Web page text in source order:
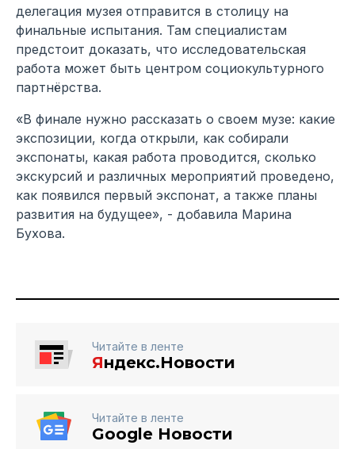
делегация музея отправится в столицу на
финальные испытания. Там специалистам
предстоит доказать, что исследовательская
работа может быть центром социокультурного
партнёрства.
«В финале нужно рассказать о своем музе: какие
экспозиции, когда открыли, как собирали
экспонаты, какая работа проводится, сколько
экскурсий и различных мероприятий проведено,
как появился первый экспонат, а также планы
развития на будущее», - добавила Марина
Бухова.
Читайте в ленте
Яндекс.Новости
Читайте в ленте
Google Новости